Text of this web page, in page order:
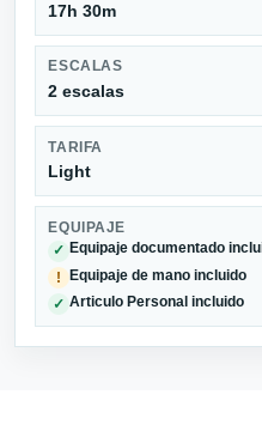
17h 30m
ESCALAS
2 escalas
TARIFA
Light
EQUIPAJE
✓ Equipaje documentado
! Equipaje de mano incluido
✓ Articulo Personal incluido